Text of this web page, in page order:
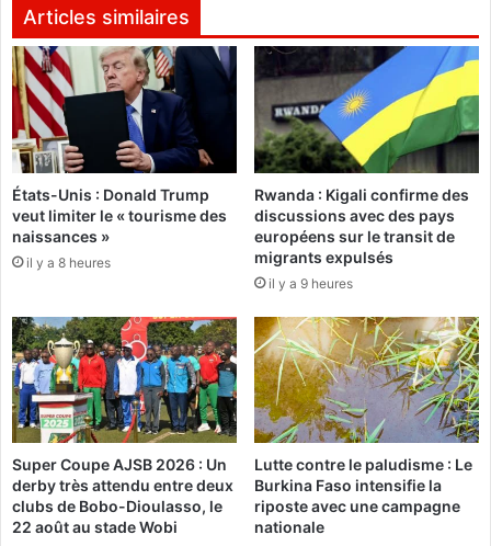
l
a
v
e
s
:
L
'
D
p
o
s
e
l
e
d
é
n
t
u
p
é
t
t
r
o
p
a
s
s
e
d
é
c
Articles similaires
États-Unis : Donald Trump
veut limiter le « tourisme des
naissances »
il y a 8 heures
Rwanda : Kigali confirme des
discussions avec des pays
européens sur le transit de
migrants expulsés
il y a 9 heures
Super Coupe AJSB 2026 : Un
derby très attendu entre deux
clubs de Bobo-Dioulasso, le
22 août au stade Wobi
Lutte contre le paludisme : Le
Burkina Faso intensifie la
riposte avec une campagne
nationale